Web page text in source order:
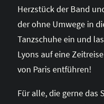
Herzstück der Band
der ohne Umwege in
Tanzschuhe ein und
Lyons auf eine
von Paris entführen!
Für alle, die gerne das